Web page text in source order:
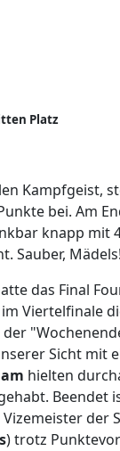
Platz
Kampfgeist,
bei. Am
knapp mit
Sauber, Mädels!
das Final
Viertelfinale
Sicht mit
hielten
Beendet
der
) trotz